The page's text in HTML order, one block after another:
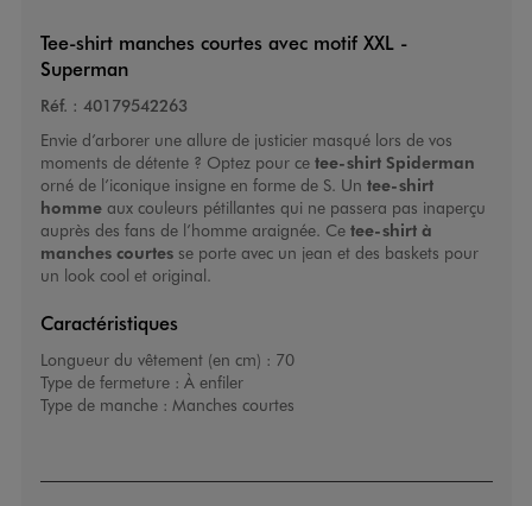
Tee-shirt manches courtes avec motif XXL -
Superman
Réf. : 40179542263
Envie d’arborer une allure de justicier masqué lors de vos
moments de détente ? Optez pour ce tee-shirt Spiderman
orné de l’iconique insigne en forme de S. Un tee-shirt
hommeaux couleurs pétillantes qui ne passera pas inaperçu
auprès des fans de l’homme araignée. Ce tee-shirt à
manches courtesse porte avec un jean et des baskets pour
un look cool et original.
Caractéristiques
Longueur du vêtement (en cm) : 70
Type de fermeture : À enfiler
Type de manche : Manches courtes